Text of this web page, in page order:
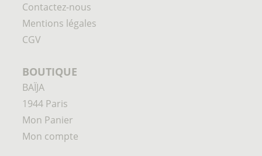
Contactez-nous
Mentions légales
CGV
BOUTIQUE
BAÏJA
1944 Paris
Mon Panier
Mon compte